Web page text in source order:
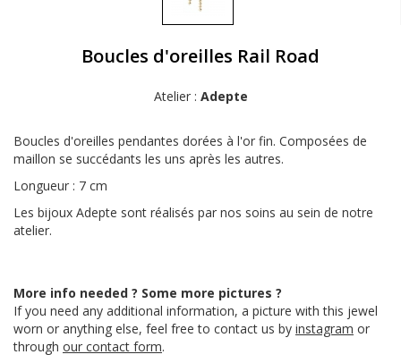
Boucles d'oreilles Rail Road
Atelier : Adepte
Boucles d'oreilles pendantes dorées à l'or fin. Composées de
maillon se succédants les uns après les autres.
Longueur : 7 cm
Les bijoux Adepte sont réalisés par nos soins au sein de notre
atelier.
More info needed ? Some more pictures ?
If you need any additional information, a picture with this jewel
worn or anything else, feel free to contact us by instagram or
through our contact form.